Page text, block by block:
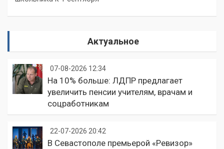
Актуальное
07-08-2026 12:34
На 10% больше: ЛДПР предлагает
увеличить пенсии учителям, врачам и
соцработникам
22-07-2026 20:42
В Севастополе премьерой «Ревизор»